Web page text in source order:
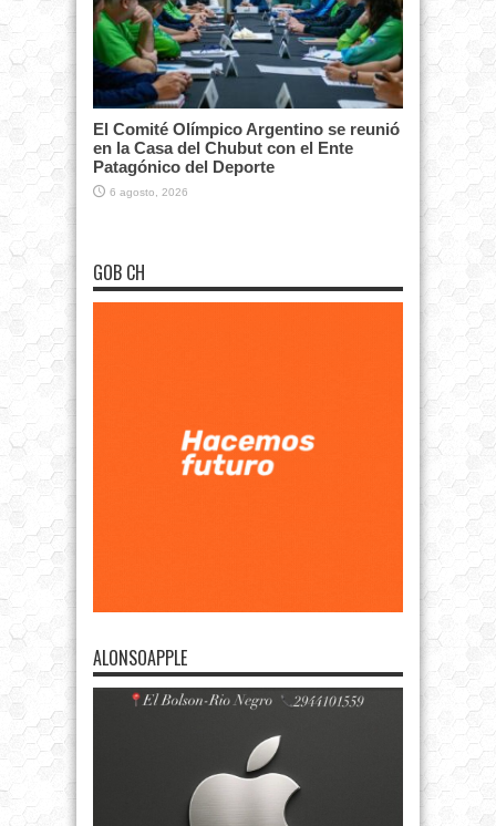
El Comité Olímpico Argentino se reunió
en la Casa del Chubut con el Ente
Patagónico del Deporte
6 agosto, 2026
GOB CH
ALONSOAPPLE